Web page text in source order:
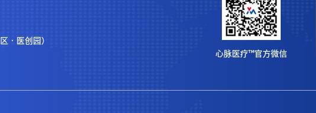
· 医创园）
心脉医疗™官方微信